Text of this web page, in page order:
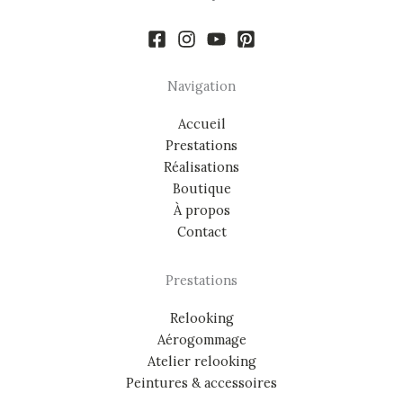
Navigation
Accueil
Prestations
Réalisations
Boutique
À propos
Contact
Prestations
Relooking
Aérogommage
Atelier relooking
Peintures & accessoires